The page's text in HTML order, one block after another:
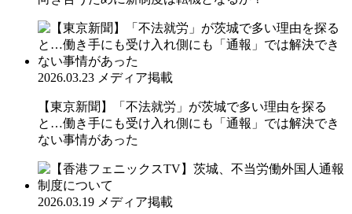
2026.03.23 メディア掲載
【東京新聞】「不法就労」が茨城で多い理由を探る
と…働き手にも受け入れ側にも「通報」では解決でき
ない事情があった
2026.03.19 メディア掲載